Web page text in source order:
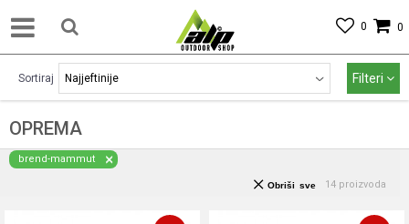
0
0
OPREMA
Sortiraj Filteri
brend-mammut
14 proizvoda
Obriši sve